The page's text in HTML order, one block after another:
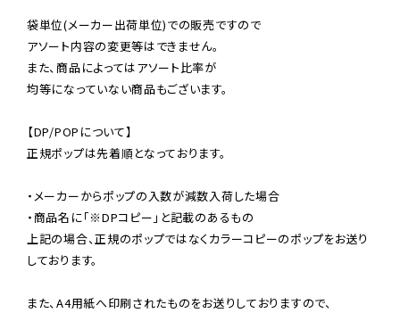
袋単位(メーカー出荷単位)での販売ですので
アソート内容の変更等はできません。
また、商品によってはアソート比率が
均等になっていない商品もございます。
【DP/POPについて】
正規ポップは先着順となっております。
・メーカーからポップの入数が減数入荷した場合
・商品名に「※DPコピー」と記載のあるもの
上記の場合、正規のポップではなくカラーコピーのポップをお送り
しております。
また、A4用紙へ印刷されたものをお送りしておりますので、